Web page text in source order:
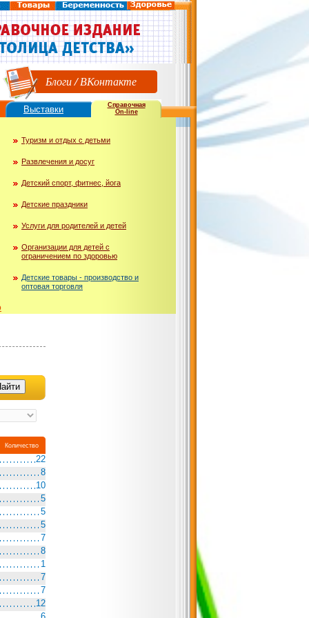
Блоги/ВКонтакте
Туризм и отдых с детьми
Развлечения и досуг
Детский спорт, фитнес, йога
Детские праздники
Услуги для родителей и детей
Организации для детей с
ограничением по здоровью
Детские товары - производство и
оптовая торговля
Справочная
On-line
Количество
22
8
10
5
5
5
7
8
1
7
7
12
Выставки